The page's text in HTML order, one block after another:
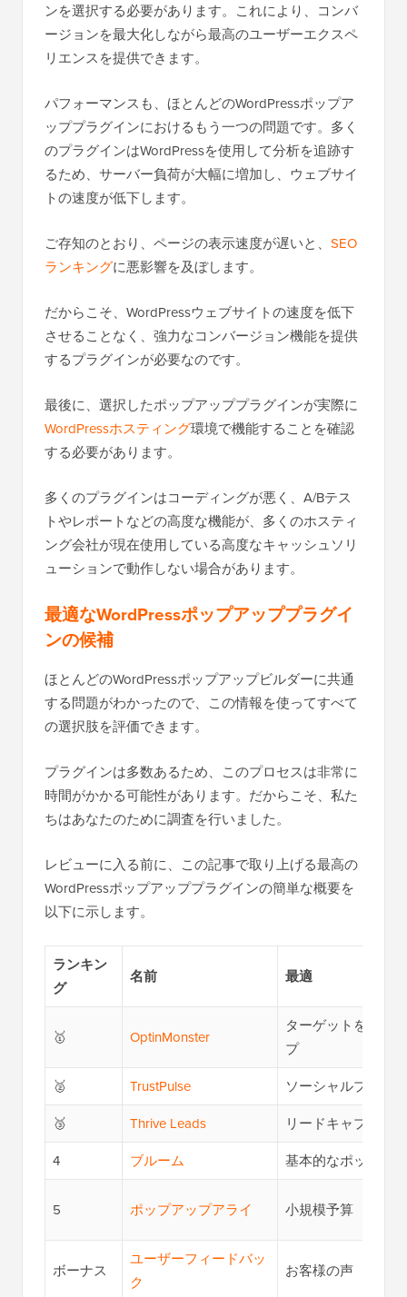
ンを選択する必要があります。これにより、コンバ
ージョンを最大化しながら最高のユーザーエクスペ
リエンスを提供できます。
パフォーマンスも、ほとんどのWordPressポップア
ッププラグインにおけるもう一つの問題です。多く
のプラグインはWordPressを使用して分析を追跡す
るため、サーバー負荷が大幅に増加し、ウェブサイ
トの速度が低下します。
ご存知のとおり、ページの表示速度が遅いと、 SEO
ランキングに悪影響を及ぼします。
だからこそ、WordPressウェブサイトの速度を低下
させることなく、強力なコンバージョン機能を提供
するプラグインが必要なのです。
最後に、選択したポップアッププラグインが実際に
WordPressホスティング環境で機能することを確認
する必要があります。
多くのプラグインはコーディングが悪く、A/Bテス
トやレポートなどの高度な機能が、多くのホスティ
ング会社が現在使用している高度なキャッシュソリ
ューションで動作しない場合があります。
最適なWordPressポップアッププラグイ
ンの候補
ほとんどのWordPressポップアップビルダーに共通
する問題がわかったので、この情報を使ってすべて
の選択肢を評価できます。
プラグインは多数あるため、このプロセスは非常に
時間がかかる可能性があります。だからこそ、私た
ちはあなたのために調査を行いました。
レビューに入る前に、この記事で取り上げる最高の
WordPressポップアッププラグインの簡単な概要を
以下に示します。
ランキン
グ
名前 最適
🥇 OptinMonster
ターゲットを絞っ
プ
🥈
TrustPulse
ソーシャルプルー
🥉
Thrive Leads
リードキャプチャ
4
ブルーム 基本的なポップア
5 ポップアップアライ 小規模予算
ボーナス
ユーザーフィードバッ
ク
お客様の声